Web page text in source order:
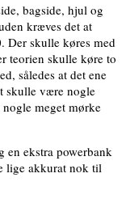
bagside, hjul og
kræves det at
Der skulle køres med
teorien skulle køre to
således at det ene
skulle være nogle
meget mørke
en ekstra powerbank
lige akkurat nok til